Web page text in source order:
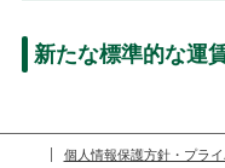
新たな標準的な運
個人情報保護方針・プラ